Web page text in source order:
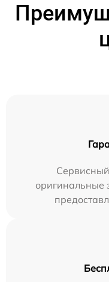
оригинальные